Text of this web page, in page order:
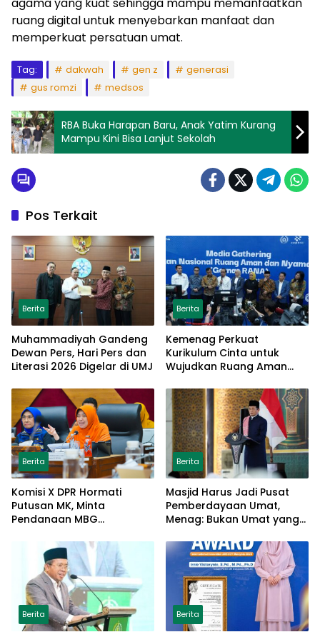
agama yang kuat sehingga mampu memanfaatkan
ruang digital untuk menyebarkan manfaat dan
memperkuat persatuan umat.
Tag: dakwah gen z
generasi
gus romzi
medsos
RBA Buka Harapan Baru, Anak Yatim Kurang
Mampu Kini Bisa Lanjut Sekolah
Pos Terkait
Berita
Muhammadiyah Gandeng
Dewan Pers, Hari Pers dan
Literasi 2026 Digelar di UMJ
Berita
Kemenag Perkuat
Kurikulum Cinta untuk
Wujudkan Ruang Aman
Berita
Komisi X DPR Hormati
Putusan MK, Minta
Pendanaan MBG
Pendidikan
Berita
Masjid Harus Jadi Pusat
Pemberdayaan Umat,
Menag: Bukan Umat yang
Berita Berita